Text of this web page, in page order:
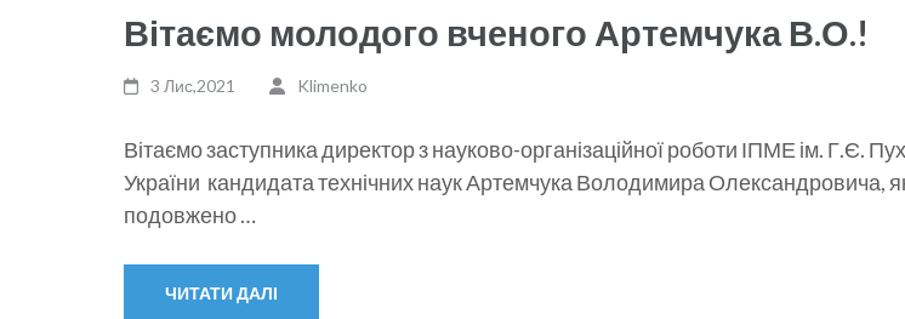
Вітаємо молодого вченого Артемчука В.О.!
3 Лис,2021 Klimenko
Вітаємо заступника директор з науково-організаційної роботи ІПМЕ ім. Г.Є.
України кандидата технічних наук Артемчука Володимира Олександровича,
подовжено …
ЧИТАТИ ДАЛІ